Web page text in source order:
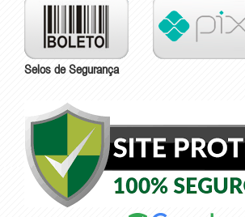
Selos de Segurança